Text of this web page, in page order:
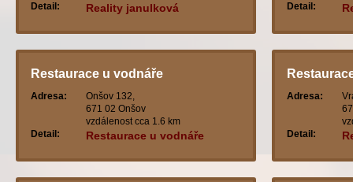
Detail:
Reality janulková
Detail:
Restaurace u vodnáře
Adresa:
Onšov 132,
671 02 Onšov
vzdálenost cca 1.6 km
Detail:
Restaurace u vodnáře
Adresa:
Detail: